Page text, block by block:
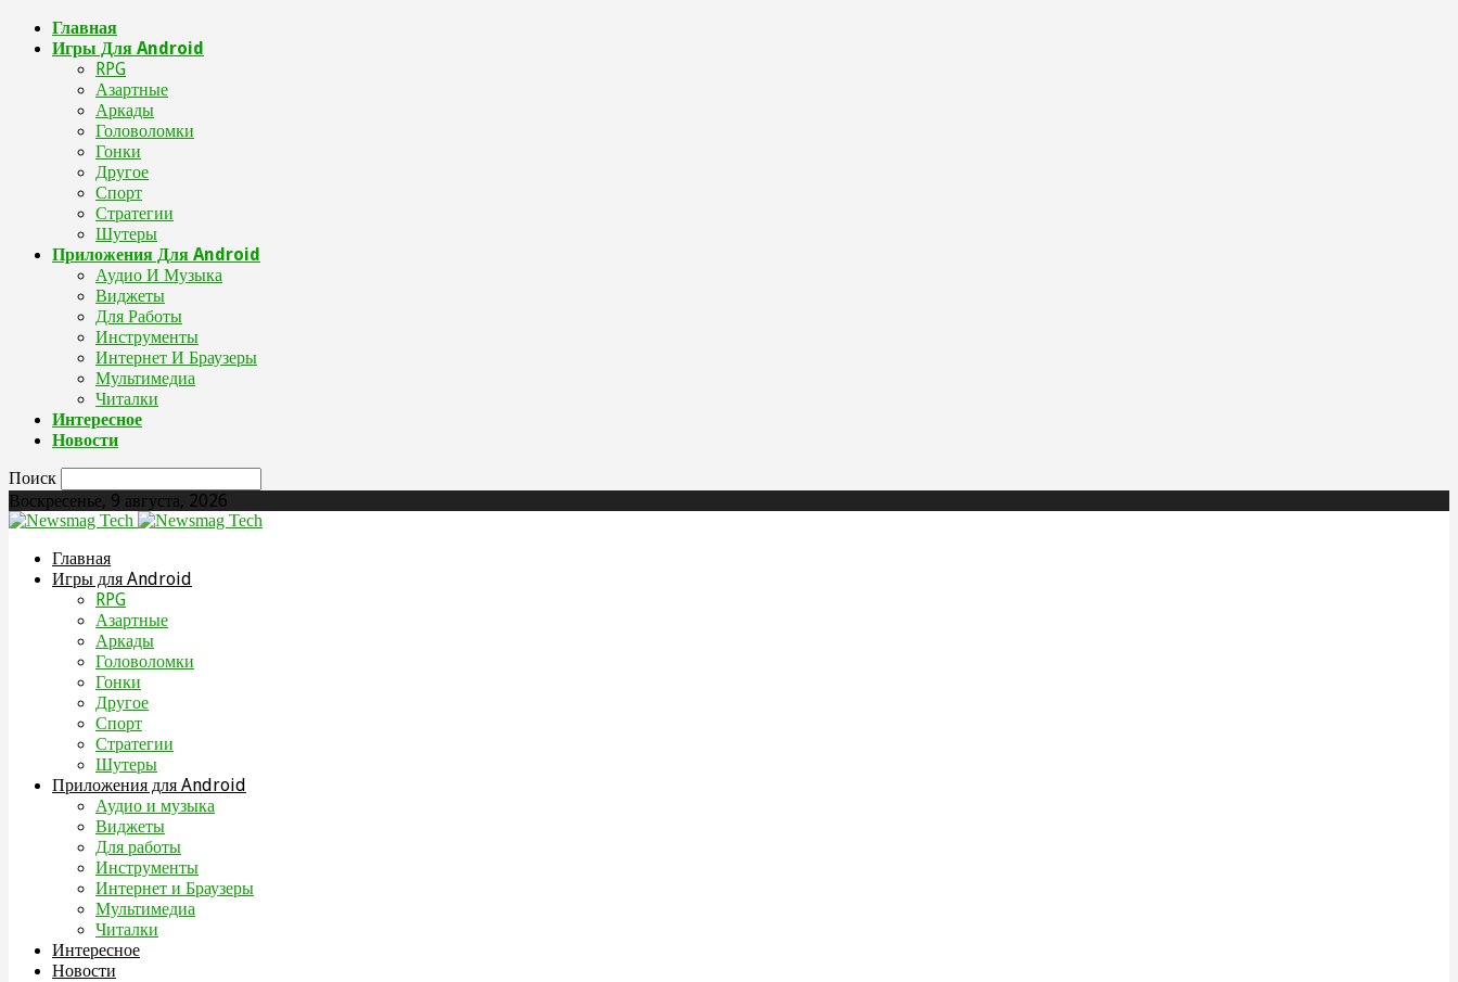
Главная
Игры Для Android
RPG
Азартные
Аркады
Головоломки
Гонки
Другое
Спорт
Стратегии
Шутеры
Приложения Для Android
Аудио И Музыка
Виджеты
Для Работы
Инструменты
Интернет И Браузеры
Мультимедиа
Читалки
Интересное
Новости
Поиск
Воскресенье, 9 августа, 2026
Главная
Игры для Android
RPG
Азартные
Аркады
Головоломки
Гонки
Другое
Спорт
Стратегии
Шутеры
Приложения для Android
Аудио и музыка
Виджеты
Для работы
Инструменты
Интернет и Браузеры
Мультимедиа
Читалки
Интересное
Новости